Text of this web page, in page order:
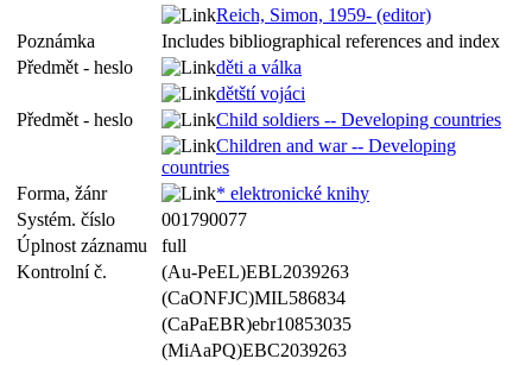
Reich, Simon, 1959- (editor)
Poznámka
Includes bibliographical references and index
Předmět - heslo
děti a válka
dětští vojáci
Předmět - heslo
Child soldiers -- Developing countries
Children and war -- Developing
countries
Forma, žánr
* elektronické knihy
Systém. číslo
001790077
Úplnost záznamu
full
Kontrolní č.
(Au-PeEL)EBL2039263
(CaONFJC)MIL586834
(CaPaEBR)ebr10853035
(MiAaPQ)EBC2039263